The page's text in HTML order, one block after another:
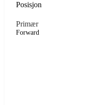
Posisjon
Primær
Forward